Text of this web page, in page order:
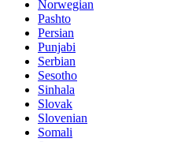
Norwegian
Pashto
Persian
Punjabi
Serbian
Sesotho
Sinhala
Slovak
Slovenian
Somali